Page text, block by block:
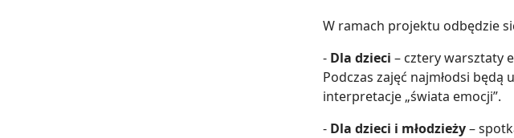
W ramach projektu odbędzie
- Dla dzieci – cztery warsztaty
Podczas zajęć najmłodsi
interpretacje „świata emocji”.
- Dla dzieci i młodzieży–